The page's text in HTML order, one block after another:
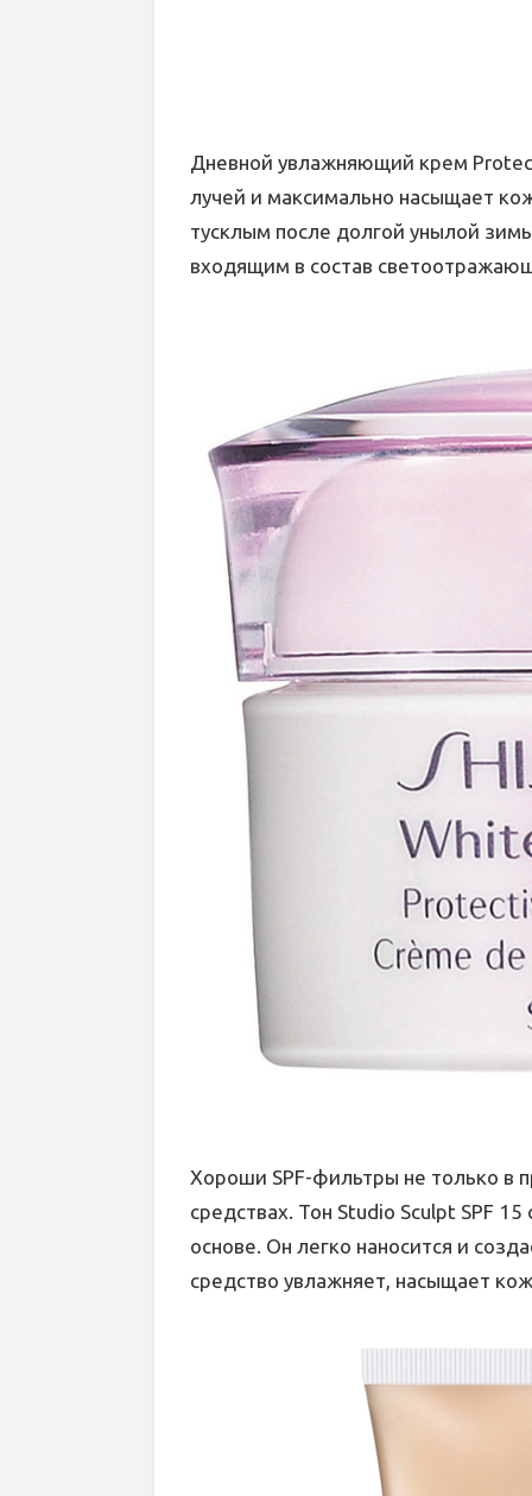
Дневной увлажняющий крем
лучей и максимально насыщает
тусклым после долгой унылой
входящим в состав
Хороши SPF-фильтры не только в
средствах. Тон Studio Sculpt SPF 15
основе. Он легко наносится и
средство увлажняет, насыщает